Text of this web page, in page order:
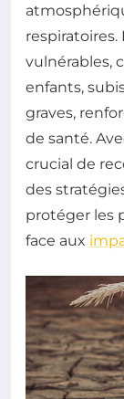
respiratoires.
vulnérables,
enfants,
graves,
de santé.
crucial de
des
protéger les
face aux